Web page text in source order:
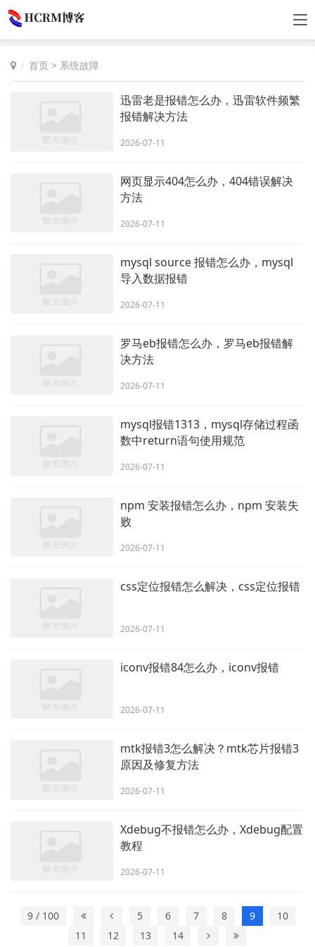
首页 > 系统故障
迅雷老是报错怎么办，迅雷软件频繁
报错解决方法
2026-07-11
网页显示404怎么办，404错误解决
方法
2026-07-11
mysql source 报错怎么办，mysql
导入数据报错
2026-07-11
罗马eb报错怎么办，罗马eb报错解
决方法
2026-07-11
mysql报错1313，mysql存储过程函
数中return语句使用规范
2026-07-11
npm 安装报错怎么办，npm 安装失
败
2026-07-11
css定位报错怎么解决，css定位报错
2026-07-11
iconv报错84怎么办，iconv报错
2026-07-11
mtk报错3怎么解决？mtk芯片报错3
原因及修复方法
2026-07-11
Xdebug不报错怎么办，Xdebug配置
教程
2026-07-11
9 / 100 5 6 7 8 9
10
11
12 13 14